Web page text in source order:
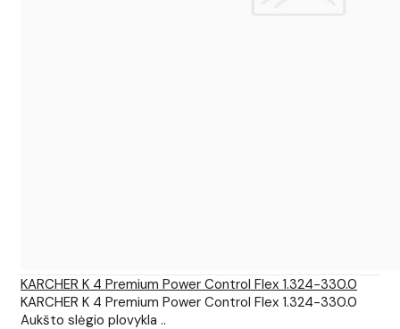
KARCHER K 4 Premium Power Control Flex 1.324-330.0
KARCHER K 4 Premium Power Control Flex 1.324-330.0
Aukšto slėgio plovykla ..